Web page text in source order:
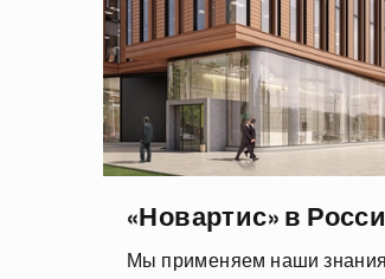
«Новартис» в
Мы применяем наши знания